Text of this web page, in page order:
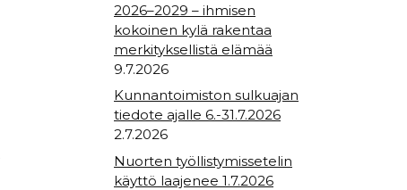
2026–2029 – ihmisen
kokoinen kylä rakentaa
merkityksellistä elämää
9.7.2026
Kunnantoimiston sulkuajan
tiedote ajalle 6.-31.7.2026
2.7.2026
Nuorten työllistymissetelin
käyttö laajenee 1.7.2026